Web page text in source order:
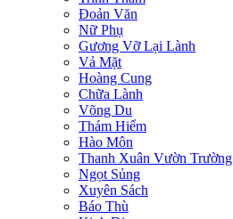
Đoản Văn
Nữ Phụ
Gương Vỡ Lại Lành
Vả Mặt
Hoàng Cung
Chữa Lành
Võng Du
Thám Hiểm
Hào Môn
Thanh Xuân Vườn Trường
Ngọt Sủng
Xuyên Sách
Báo Thù